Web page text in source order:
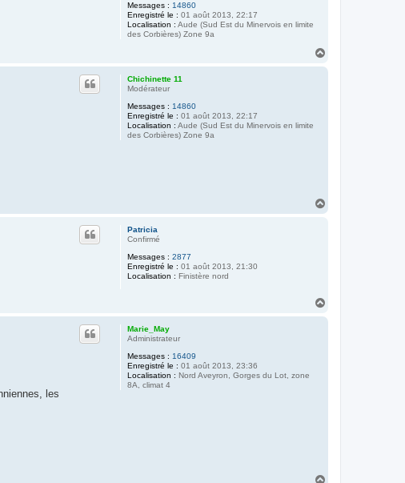
Messages : 14860
Enregistré le : 01 août 2013, 22:17
Localisation : Aude (Sud Est du Minervois en limite
des Corbières) Zone 9a
Chichinette 11
Modérateur
Messages : 14860
Enregistré le : 01 août 2013, 22:17
Localisation : Aude (Sud Est du Minervois en limite
des Corbières) Zone 9a
Patricia
Confirmé
Messages : 2877
Enregistré le : 01 août 2013, 21:30
Localisation : Finistère nord
Marie_May
Administrateur
Messages : 16409
Enregistré le : 01 août 2013, 23:36
Localisation : Nord Aveyron, Gorges du Lot, zone
8A, climat 4
les